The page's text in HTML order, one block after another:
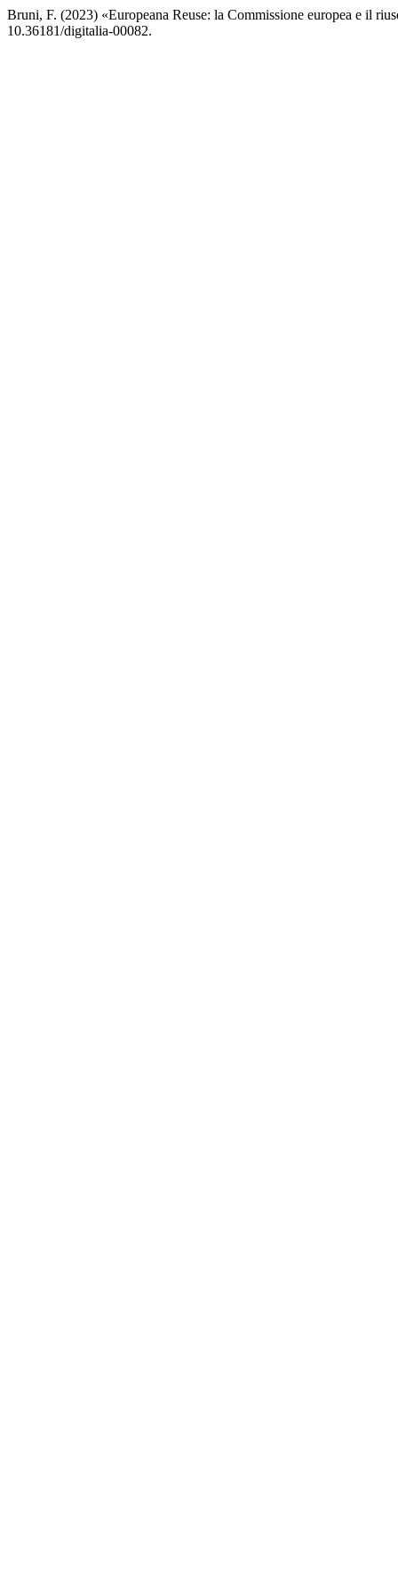
Bruni, F. (2023) «Europeana Reuse: la Commissione europea e il
10.36181/digitalia-00082.